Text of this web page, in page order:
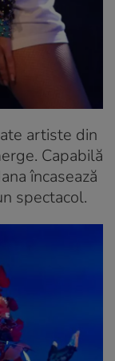
artiste din
Capabilă
încasează
spectacol.